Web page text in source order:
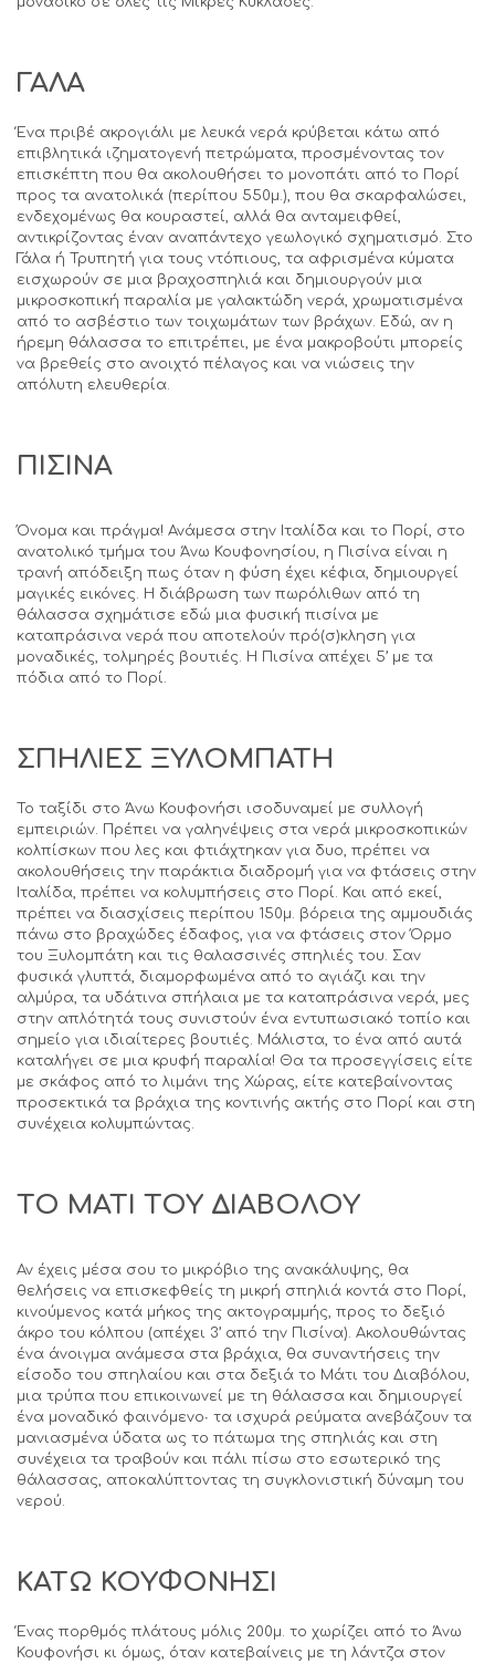
ΓΑΛΑ
Ένα πριβέ ακρογιάλι με λευκά νερά κρύβεται κάτω από
επιβλητικά ιζηματογενή πετρώματα, προσμένοντας τον
επισκέπτη που θα ακολουθήσει το μονοπάτι από το Πορί
προς τα ανατολικά (περίπου 550μ.), που θα σκαρφαλώσει,
ενδεχομένως θα κουραστεί, αλλά θα ανταμειφθεί,
αντικρίζοντας έναν αναπάντεχο γεωλογικό σχηματισμό. Στο
Γάλα ή Τρυπητή για τους ντόπιους, τα αφρισμένα κύματα
εισχωρούν σε μια βραχοσπηλιά και δημιουργούν μια
μικροσκοπική παραλία με γαλακτώδη νερά, χρωματισμένα
από το ασβέστιο των τοιχωμάτων των βράχων. Εδώ, αν η
ήρεμη θάλασσα το επιτρέπει, με ένα μακροβούτι μπορείς
να βρεθείς στο ανοιχτό πέλαγος και να νιώσεις την
απόλυτη ελευθερία.
ΠΙΣΙΝΑ
Όνομα και πράγμα! Ανάμεσα στην Ιταλίδα και το Πορί, στο
ανατολικό τμήμα του Άνω Κουφονησίου, η Πισίνα είναι η
τρανή απόδειξη πως όταν η φύση έχει κέφια, δημιουργεί
μαγικές εικόνες. Η διάβρωση των πωρόλιθων από τη
θάλασσα σχημάτισε εδώ μια φυσική πισίνα με
καταπράσινα νερά που αποτελούν πρό(σ)κληση για
μοναδικές, τολμηρές βουτιές. Η Πισίνα απέχει 5’ με τα
πόδια από το Πορί.
ΣΠΗΛΙΕΣ ΞΥΛΟΜΠΑΤΗ
Το ταξίδι στο Άνω Κουφονήσι ισοδυναμεί με συλλογή
εμπειριών. Πρέπει να γαληνέψεις στα νερά μικροσκοπικών
κολπίσκων που λες και φτιάχτηκαν για δυο, πρέπει να
ακολουθήσεις την παράκτια διαδρομή για να φτάσεις στην
Ιταλίδα, πρέπει να κολυμπήσεις στο Πορί. Και από εκεί,
πρέπει να διασχίσεις περίπου 150μ. βόρεια της αμμουδιάς
πάνω στο βραχώδες έδαφος, για να φτάσεις στον Όρμο
του Ξυλομπάτη και τις θαλασσινές σπηλιές του. Σαν
φυσικά γλυπτά, διαμορφωμένα από το αγιάζι και την
αλμύρα, τα υδάτινα σπήλαια με τα καταπράσινα νερά, μες
στην απλότητά τους συνιστούν ένα εντυπωσιακό τοπίο και
σημείο για ιδιαίτερες βουτιές. Μάλιστα, το ένα από αυτά
καταλήγει σε μια κρυφή παραλία! Θα τα προσεγγίσεις είτε
με σκάφος από το λιμάνι της Χώρας, είτε κατεβαίνοντας
προσεκτικά τα βράχια της κοντινής ακτής στο Πορί και στη
συνέχεια κολυμπώντας.
ΤΟ ΜΑΤΙ ΤΟΥ ΔΙΑΒΟΛΟΥ
Αν έχεις μέσα σου το μικρόβιο της ανακάλυψης, θα
θελήσεις να επισκεφθείς τη μικρή σπηλιά κοντά στο Πορί,
κινούμενος κατά μήκος της ακτογραμμής, προς το δεξιό
άκρο του κόλπου (απέχει 3’ από την Πισίνα). Ακολουθώντας
ένα άνοιγμα ανάμεσα στα βράχια, θα συναντήσεις την
είσοδο του σπηλαίου και στα δεξιά το Μάτι του Διαβόλου,
μια τρύπα που επικοινωνεί με τη θάλασσα και δημιουργεί
ένα μοναδικό φαινόμενο∙ τα ισχυρά ρεύματα ανεβάζουν τα
μανιασμένα ύδατα ως το πάτωμα της σπηλιάς και στη
συνέχεια τα τραβούν και πάλι πίσω στο εσωτερικό της
θάλασσας, αποκαλύπτοντας τη συγκλονιστική δύναμη του
νερού.
ΚΑΤΩ ΚΟΥΦΟΝΗΣΙ
Ένας πορθμός πλάτους μόλις 200μ. το χωρίζει από το Άνω
Κουφονήσι κι όμως, όταν κατεβαίνεις με τη λάντζα στον